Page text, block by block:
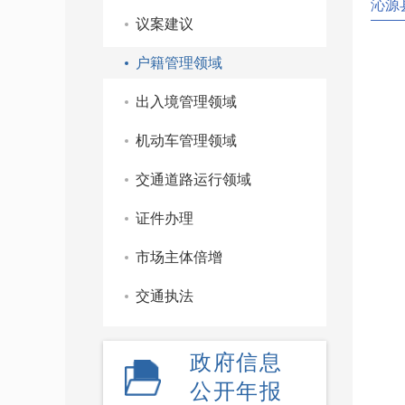
议案建议
户籍管理领域
出入境管理领域
机动车管理领域
交通道路运行领域
证件办理
市场主体倍增
交通执法
政府信息
公开年报
沁源